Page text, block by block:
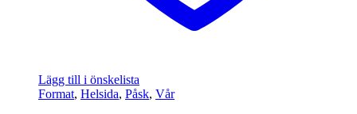
Lägg till i önskelista
Format, Helsida, Påsk, Vår